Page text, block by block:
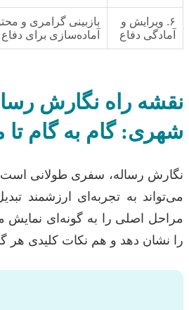
۶. ویرایش و
آمادگی دفاع
بازبینی گرامری و
آماده‌سازی برای دفاع
نقشه راه نگارش
شهری: گام به گام تا
نگارش رساله، سفری طولانی است
می‌تواند به تجربه‌ای ارزشمند
مراحل اصلی را به گونه‌ای
را نشان دهد و هم نکات کلیدی هر